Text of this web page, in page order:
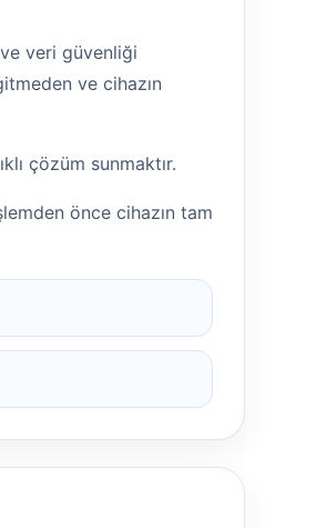
veri güvenliği
ve cihazın
çözüm sunmaktır.
önce cihazın tam